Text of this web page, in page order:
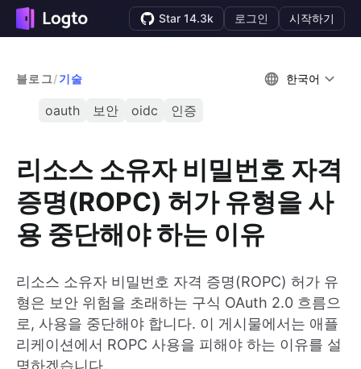
Star 14.3k 로그인 시작하기
블로그/기술 한국어
oauth 보안 oidc 인증
리소스 소유자 비밀번호 자격
증명(ROPC) 허가 유형을 사
용 중단해야 하는 이유
리소스 소유자 비밀번호 자격 증명(ROPC) 허가 유
형은 보안 위험을 초래하는 구식 OAuth 2.0 흐름으
로, 사용을 중단해야 합니다. 이 게시물에서는 애플
리케이션에서 ROPC 사용을 피해야 하는 이유를 설
명하겠습니다.